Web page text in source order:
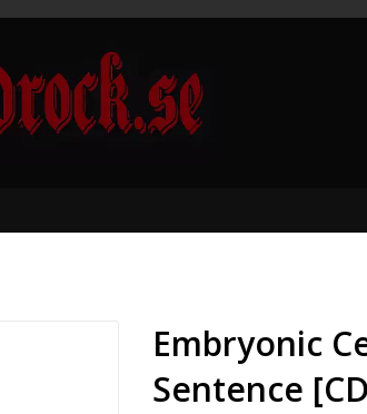
Embryonic
Sentence